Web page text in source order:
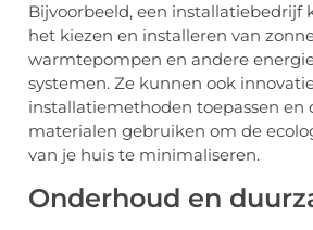
Bijvoorbeeld, een installatiebedrijf
het kiezen en installeren van
warmtepompen en andere
systemen. Ze kunnen ook
installatiemethoden toepassen en
materialen gebruiken om de
van je huis te minimaliseren.
Onderhoud en